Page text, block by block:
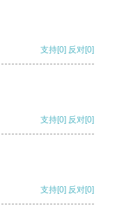
支持[0] 反对[0]
支持[0] 反对[0]
支持[0] 反对[0]